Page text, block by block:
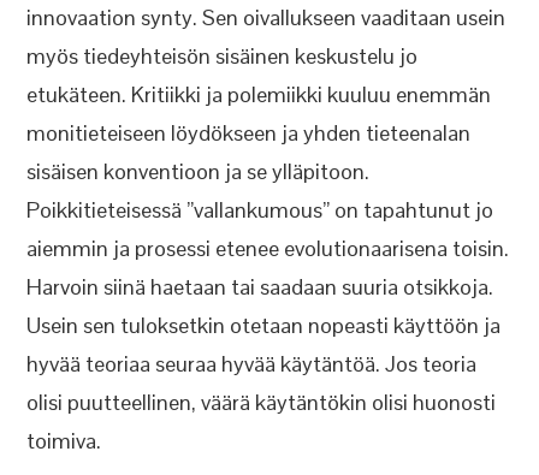
innovaation synty. Sen oivallukseen vaaditaan usein
myös tiedeyhteisön sisäinen keskustelu jo
etukäteen. Kritiikki ja polemiikki kuuluu enemmän
monitieteiseen löydökseen ja yhden tieteenalan
sisäisen konventioon ja se ylläpitoon.
Poikkitieteisessä ”vallankumous” on tapahtunut jo
aiemmin ja prosessi etenee evolutionaarisena toisin.
Harvoin siinä haetaan tai saadaan suuria otsikkoja.
Usein sen tuloksetkin otetaan nopeasti käyttöön ja
hyvää teoriaa seuraa hyvää käytäntöä. Jos teoria
olisi puutteellinen, väärä käytäntökin olisi huonosti
toimiva.